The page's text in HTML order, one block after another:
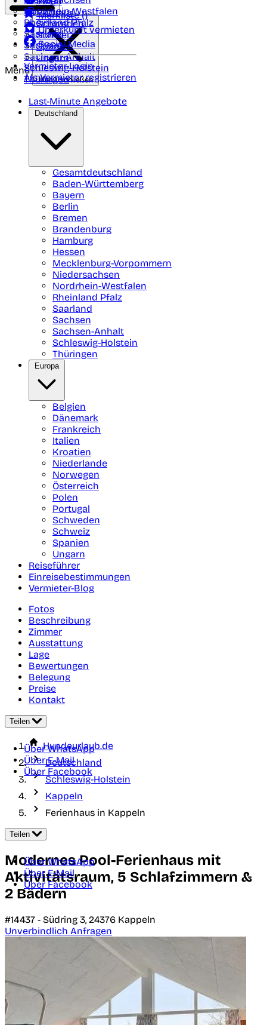
Nordrhein-Westfalen
Rheinland Pfalz
Saarland
Sachsen
Sachsen-Anhalt
Schleswig-Holstein
Thüringen
Portugal
Schweden
Schweiz
Spanien
Ungarn
Merkliste ()
Unterkunft vermieten
Social Media
Vermieter-Login
Als Vermieter registrieren
Menü
Menü schließen
Last-Minute Angebote
Deutschland
Gesamtdeutschland
Baden-Württemberg
Bayern
Berlin
Bremen
Brandenburg
Hamburg
Hessen
Mecklenburg-Vorpommern
Niedersachsen
Nordrhein-Westfalen
Rheinland Pfalz
Saarland
Sachsen
Sachsen-Anhalt
Schleswig-Holstein
Thüringen
Europa
Belgien
Dänemark
Frankreich
Italien
Kroatien
Niederlande
Norwegen
Österreich
Polen
Portugal
Schweden
Schweiz
Spanien
Ungarn
Reiseführer
Einreisebestimmungen
Vermieter-Blog
Fotos
Beschreibung
Zimmer
Ausstattung
Lage
Bewertungen
Belegung
Preise
Kontakt
Teilen
Über WhatsApp
Über E-Mail
Über Facebook
Hundeurlaub.de
Deutschland
Schleswig-Holstein
Kappeln
Ferienhaus in Kappeln
Teilen
Über WhatsApp
Über E-Mail
Über Facebook
Modernes Pool-Ferienhaus mit
Aktivitätsraum, 5 Schlafzimmern &
2 Bädern
#14437 - Südring 3, 24376 Kappeln
Unverbindlich Anfragen